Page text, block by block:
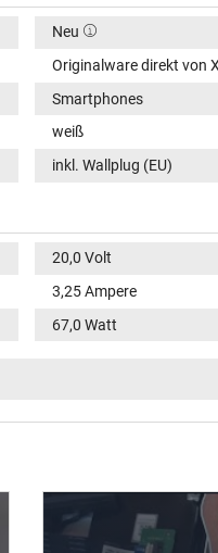
Neu
Originalware direkt von
Smartphones
weiß
inkl. Wallplug (EU)
20,0 Volt
3,25 Ampere
67,0 Watt
5V / 3A / 15,0W